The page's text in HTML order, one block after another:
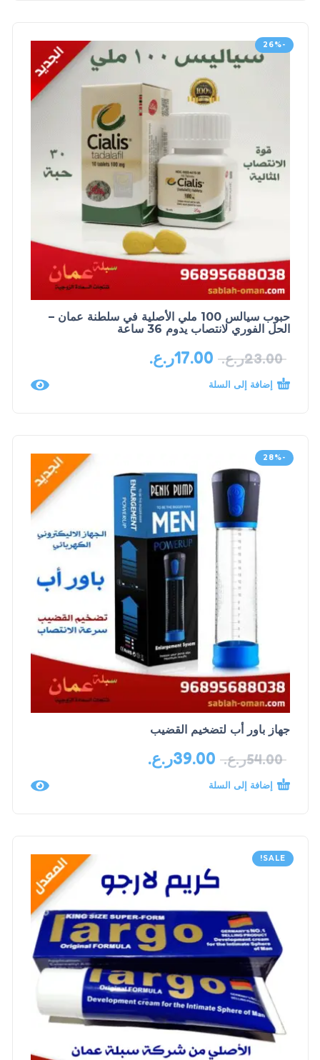
-26%
حبوب سيالس 100 ملي الأصلية في سلطنة عمان –
الحل الفوري لانتصاب يدوم 36 ساعة
23.00ر.ع. 17.00ر.ع.
إضافة إلى السلة
-28%
جهاز باور أب لتضخيم القضيب
54.00ر.ع. 39.00ر.ع.
إضافة إلى السلة
SALE!